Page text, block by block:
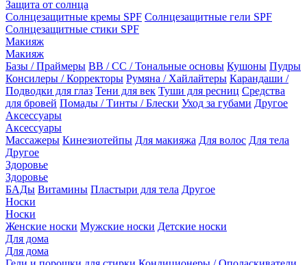
Защита от солнца
Солнцезащитные кремы SPF Солнцезащитные гели SPF
Солнцезащитные стики SPF
Макияж
Макияж
Базы / Праймеры BB / CC / Тональные основы Кушоны Пудры
Консилеры / Корректоры Румяна / Хайлайтеры Карандаши /
Подводки для глаз Тени для век Туши для ресниц Средства
для бровей Помады / Тинты / Блески Уход за губами Другое
Аксессуары
Аксессуары
Массажеры Кинезиотейпы Для макияжа Для волос Для тела
Другое
Здоровье
Здоровье
БАДы Витамины Пластыри для тела Другое
Носки
Носки
Женские носки Мужские носки Детские носки
Для дома
Для дома